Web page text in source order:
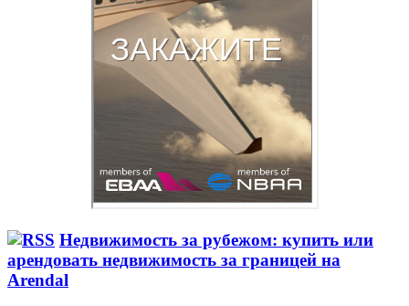
Недвижимость за рубежом: купить или
арендовать недвижимость за границей на
Arendal